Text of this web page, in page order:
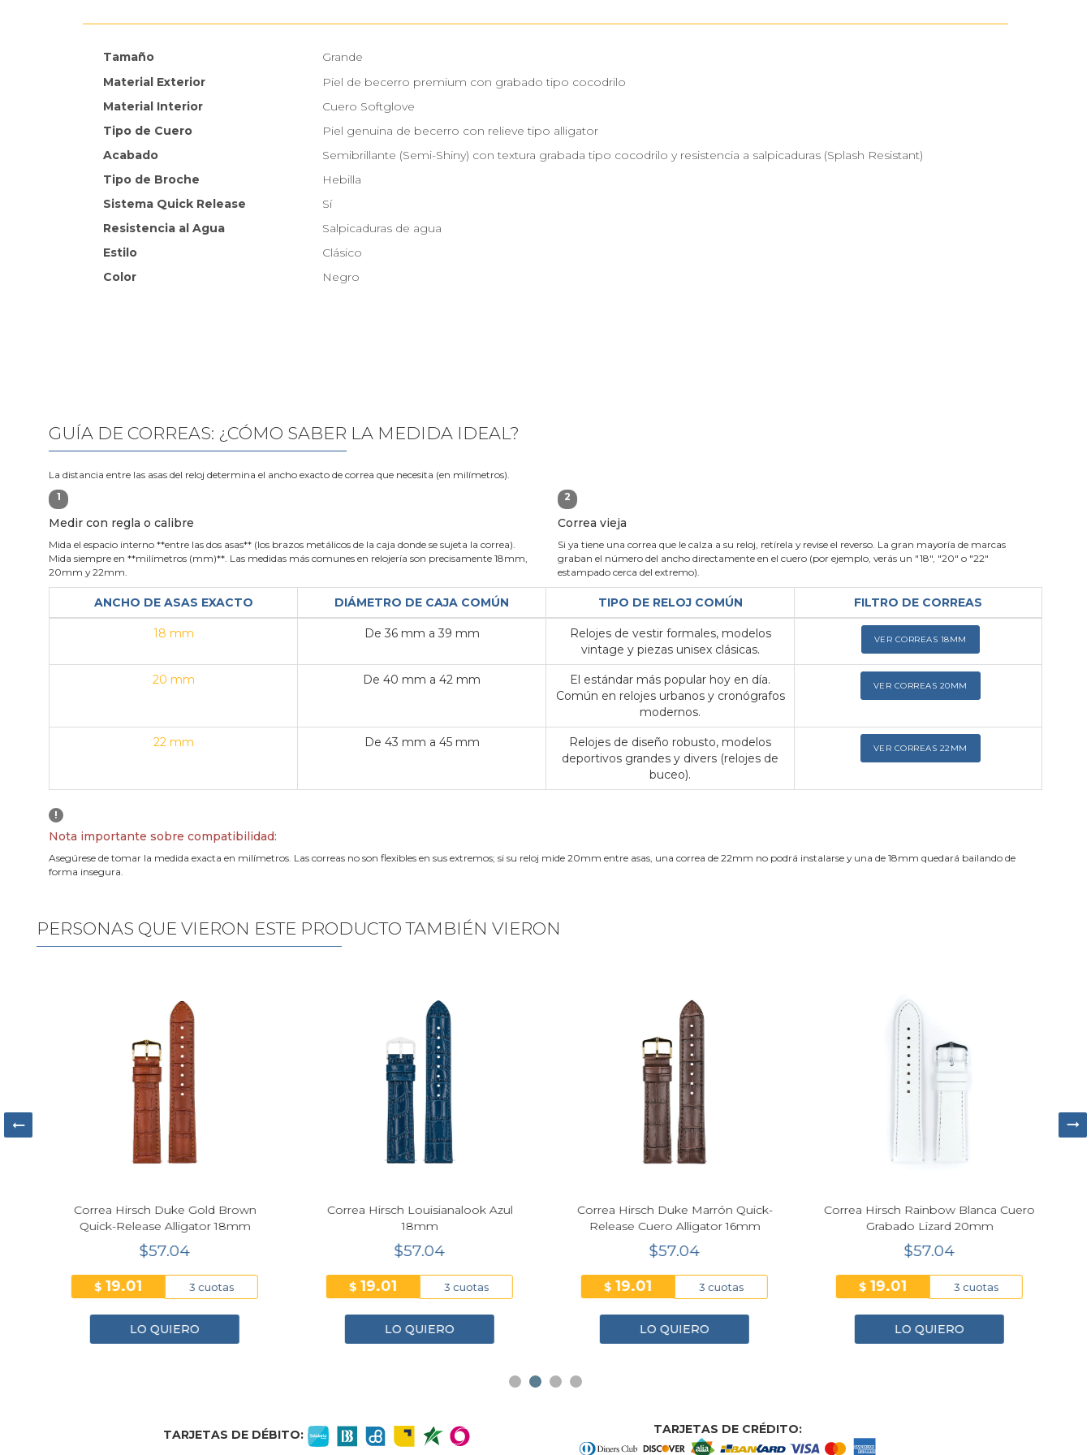
Tamaño
Grande
Material Exterior
Piel de becerro premium con grabado tipo cocodrilo
Material Interior
Cuero Softglove
Tipo de Cuero
Piel genuina de becerro con relieve tipo alligator
Acabado
Semibrillante (Semi-Shiny) con textura grabada tipo cocodrilo y resistencia a salpicaduras (Splash Resistant)
Tipo de Broche
Hebilla
Sistema Quick Release
Sí
Resistencia al Agua
Salpicaduras de agua
Estilo
Clásico
Color
Negro
GUÍA DE CORREAS: ¿CÓMO SABER LA MEDIDA IDEAL?
La distancia entre las asas del reloj determina el ancho exacto de correa que necesita (en milímetros).
1
Medir con regla o calibre
Mida el espacio interno **entre las dos asas** (los brazos metálicos de la caja donde se sujeta la correa).
Mida siempre en **milímetros (mm)**. Las medidas más comunes en relojería son precisamente 18mm,
20mm y 22mm.
2
Correa vieja
Si ya tiene una correa que le calza a su reloj, retírela y revise el reverso. La gran mayoría de marcas
graban el número del ancho directamente en el cuero (por ejemplo, verás un "18", "20" o "22"
estampado cerca del extremo).
ANCHO DE ASAS EXACTO DIÁMETRO DE CAJA COMÚN TIPO DE RELOJ COMÚN FILTRO DE CORREAS
18 mm De 36 mm a 39 mm
Relojes de vestir formales, modelos
vintage y piezas unisex clásicas.
VER CORREAS 18MM
20 mm De 40 mm a 42 mm
El estándar más popular hoy en día.
Común en relojes urbanos y cronógrafos
modernos.
VER CORREAS 20MM
22 mm De 43 mm a 45 mm
Relojes de diseño robusto, modelos
deportivos grandes y divers (relojes de
buceo).
VER CORREAS 22MM
!
Nota importante sobre compatibilidad:
Asegúrese de tomar la medida exacta en milímetros. Las correas no son flexibles en sus extremos; si su reloj mide 20mm entre asas, una correa de 22mm no podrá instalarse y una de 18mm quedará bailando de
forma insegura.
PERSONAS QUE VIERON ESTE PRODUCTO TAMBIÉN VIERON
Correa Hirsch Duke Gold Brown
Quick-Release Alligator 18mm
$57.04
$ 19.01 3 cuotas
LO QUIERO
Correa Hirsch Louisianalook Azul
18mm
$57.04
$ 19.01 3 cuotas
LO QUIERO
Correa Hirsch Duke Marrón Quick-
Release Cuero Alligator 16mm
$57.04
$ 19.01 3 cuotas
LO QUIERO
Correa Hirsch Rainbow Blanca Cuero
Grabado Lizard 20mm
$57.04
$ 19.01 3 cuotas
LO QUIERO
Next
TARJETAS DE DÉBITO: TARJETAS DE CRÉDITO: